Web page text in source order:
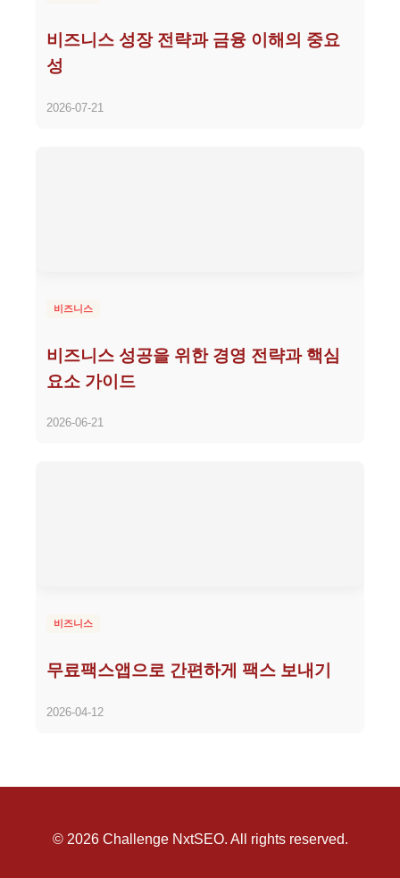
비즈니스 성장 전략과 금융 이해의 중요
성
2026-07-21
비즈니스
비즈니스 성공을 위한 경영 전략과 핵심
요소 가이드
2026-06-21
비즈니스
무료팩스앱으로 간편하게 팩스 보내기
2026-04-12
© 2026 Challenge NxtSEO. All rights reserved.